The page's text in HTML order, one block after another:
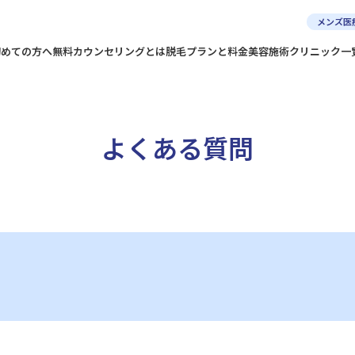
ての方へ無料カウンセリングとは脱毛プランと料金美容施術クリニック一
メンズ
よくある質問